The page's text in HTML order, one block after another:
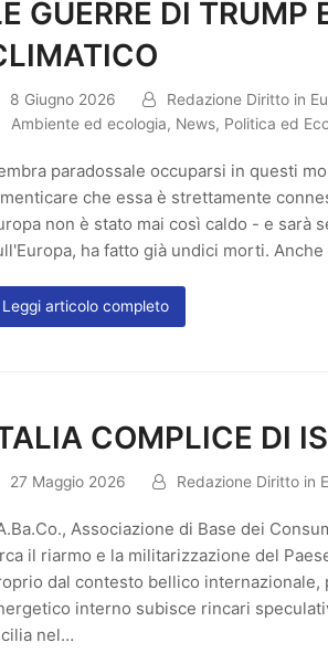
GUERRE DI
8 Giugno 2026
Redazione Diritto in
Ambiente ed ecologia, News, Politica ed
paradossale occuparsi in questi
che essa è strettamente
non è stato mai così caldo - e sarà
ha fatto già undici morti.
Leggi articolo completo
COMPLICE DI
27 Maggio 2026 Redazione Diritto in
Associazione di Base dei
il riarmo e la militarizzazione del
dal contesto bellico
interno subisce rincari
nel…